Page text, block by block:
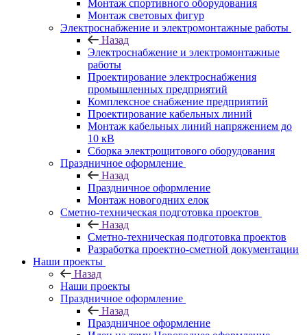
Монтаж спортивного оборудования
Монтаж световых фигур
Электроснабжение и электромонтажные работы
Назад
Электроснабжение и электромонтажные
работы
Проектирование электроснабжения
промышленных предприятий
Комплексное снабжение предприятий
Проектирование кабельных линий
Монтаж кабельных линий напряжением до
10 кВ
Сборка электрощитового оборудования
Праздничное оформление
Назад
Праздничное оформление
Монтаж новогодних елок
Сметно-техническая подготовка проектов
Назад
Сметно-техническая подготовка проектов
Разработка проектно-сметной документации
Наши проекты
Назад
Наши проекты
Праздничное оформление
Назад
Праздничное оформление